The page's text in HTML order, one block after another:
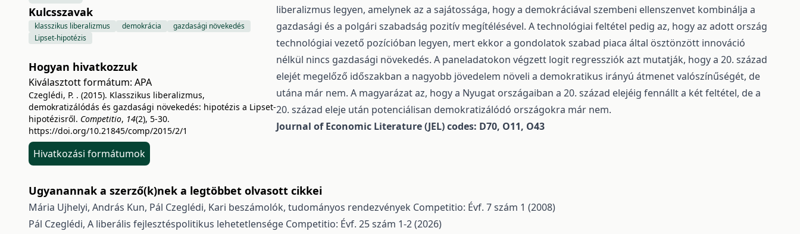
Kulcsszavak
klasszikus liberalizmus demokrácia
gazdasági növekedés
Lipset-hipotézis
Hogyan hivatkozzuk
Kiválasztott formátum: APA
Czeglédi, P. . (2015). Klasszikus liberalizmus,
demokratizálódás és gazdasági növekedés: hipotézis a Lipset-
hipotézisről. Competitio, 14(2), 5-30.
https://doi.org/10.21845/comp/2015/2/1
Hivatkozási formátumok
liberalizmus legyen, amelynek az a sajátossága, hogy a demokráciával szembeni ellenszenvet kombinálja a
gazdasági és a polgári szabadság pozitív megítélésével. A technológiai feltétel pedig az, hogy az adott ország
technológiai vezető pozícióban legyen, mert ekkor a gondolatok szabad piaca által ösztönzött innováció
nélkül nincs gazdasági növekedés. A paneladatokon végzett logit regressziók azt mutatják, hogy a 20. század
elejét megelőző időszakban a nagyobb jövedelem növeli a demokratikus irányú átmenet valószínűségét, de
utána már nem. A magyarázat az, hogy a Nyugat országaiban a 20. század elejéig fennállt a két feltétel, de a
20. század eleje után potenciálisan demokratizálódó országokra már nem.
Journal of Economic Literature (JEL) codes: D70, O11, O43
Ugyanannak a szerző(k)nek a legtöbbet olvasott cikkei
Mária Ujhelyi, András Kun, Pál Czeglédi, Kari beszámolók, tudományos rendezvények Competitio: Évf. 7 szám 1 (2008)
Pál Czeglédi, A liberális fejlesztéspolitikus lehetetlensége Competitio: Évf. 25 szám 1-2 (2026)